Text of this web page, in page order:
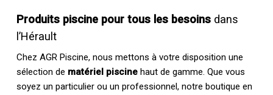
Produits piscine pour tous les besoins dans
l’Hérault
Chez AGR Piscine, nous mettons à votre disposition une
sélection de matériel piscinehaut de gamme. Que vous
soyez un particulier ou un professionnel, notre boutique en